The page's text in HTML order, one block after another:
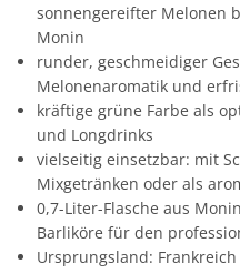
sonnengereifter Melonen
Monin
runder, geschmeidiger
Melonenaromatik und
kräftige grüne Farbe als
und Longdrinks
vielseitig einsetzbar: mit
Mixgetränken oder als
0,7-Liter-Flasche aus
Barliköre für den
Ursprungsland: Frankreich